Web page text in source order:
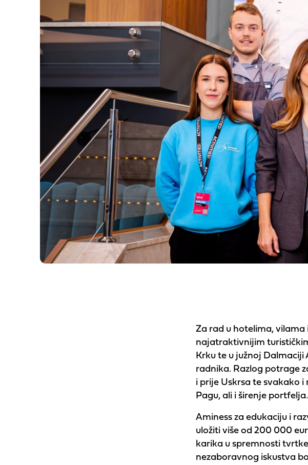
Za rad u hotelima,
najatraktivnijim
Krku te u južnoj Dalmaciji
radnika. Razlog potrage
i prije Uskrsa te svakako i
Pagu, ali i širenje portfelja.
Aminess za edukaciju i
uložiti više od 200 000
karika u spremnosti
nezaboravnog iskustva